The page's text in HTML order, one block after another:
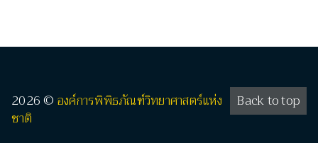
Back to top
2026 © องค์การพิพิธภัณฑ์วิทยาศาสตร์แห่ง
ชาติ